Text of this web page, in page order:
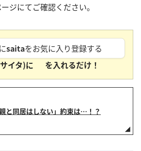
ジにてご確認ください。
saitaをお気に入り登録する
イタ)に
を入れるだけ！
親と同居はしない」約束は…！？